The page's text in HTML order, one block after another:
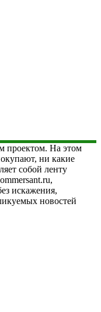
проектом. На этом
ни какие
собой ленту
искажения,
новостей